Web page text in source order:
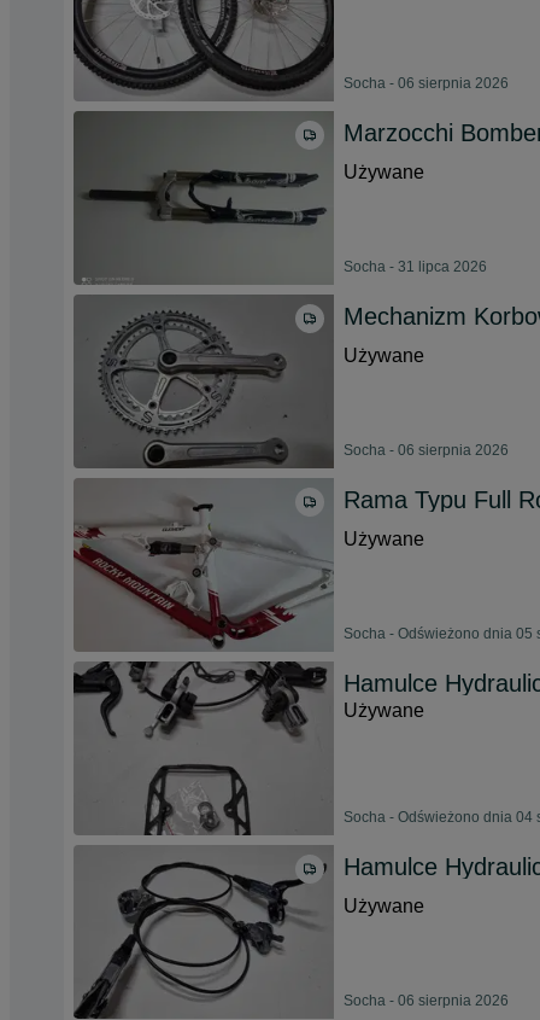
Socha - 06 sierpnia 2026
Marzocchi
Używane
Socha - 31 lipca 2026
Mechanizm
Używane
Socha - 06 sierpnia 2026
Rama Typu Full
Używane
Socha - Odświeżono dnia 05
Hamulce
Używane
Socha - Odświeżono dnia 04
Hamulce
Używane
Socha - 06 sierpnia 2026